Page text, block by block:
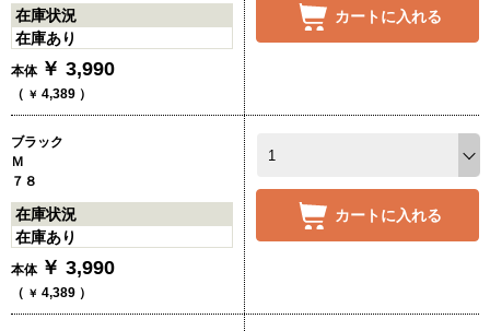
在庫状況
在庫あり
本体 ￥ 3,990
（ ￥ 4,389 ）
カートに入れる
ブラック
Ｍ
７８
在庫状況
在庫あり
本体 ￥ 3,990
（ ￥ 4,389 ）
カートに入れる